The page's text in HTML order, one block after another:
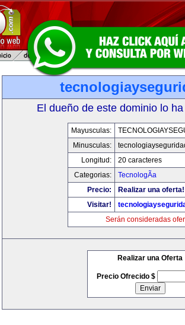
El dueño de este dominio lo
Mayusculas:
Minusculas:
Longitud:
20 caracteres
Categorias:
TecnologÃ­a
Precio:
Realizar una oferta!
Visitar!
Serán consideradas
Realizar una Oferta
Precio Ofrecido $